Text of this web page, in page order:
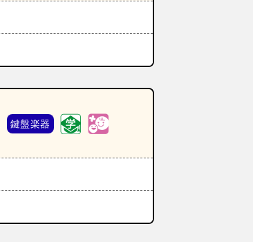
鍵盤楽器